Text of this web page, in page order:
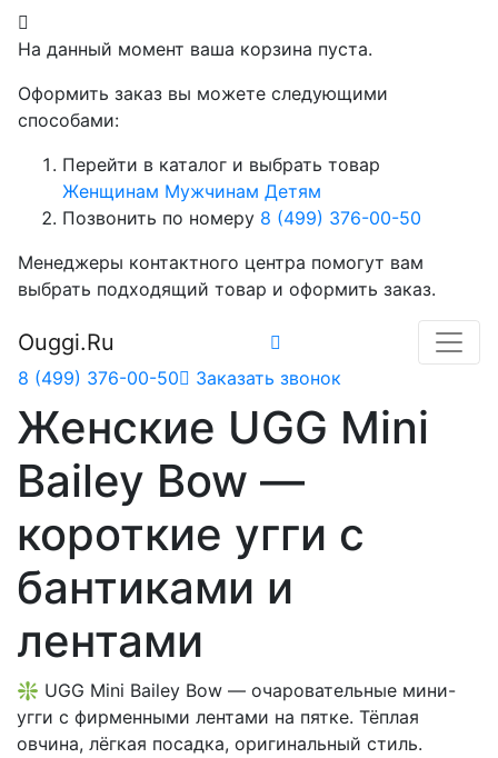
На данный момент ваша корзина пуста.
Оформить заказ вы можете следующими
способами:
Перейти в каталог и выбрать товар
Женщинам Мужчинам Детям
Позвонить по номеру 8 (499) 376-00-50
Менеджеры контактного центра помогут вам
выбрать подходящий товар и оформить заказ.
Ouggi.Ru
8 (499) 376-00-50 Заказать звонок
Женские UGG Mini
Bailey Bow —
короткие угги с
бантиками и
лентами
❇️ UGG Mini Bailey Bow — очаровательные мини-
угги с фирменными лентами на пятке. Тёплая
овчина, лёгкая посадка, оригинальный стиль.